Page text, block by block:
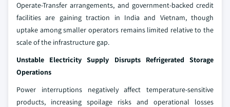
Operate-Transfer arrangements, and government-backed credit
facilities are gaining traction in India and Vietnam, though
uptake among smaller operators remains limited relative to the
scale of the infrastructure gap.
Unstable Electricity Supply Disrupts Refrigerated Storage
Operations
Power interruptions negatively affect temperature-sensitive
products, increasing spoilage risks and operational losses